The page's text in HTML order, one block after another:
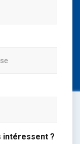
intéressent ?